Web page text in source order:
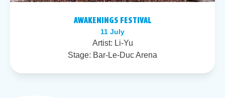
AWAKENINGS FESTIVAL
11 July
Artist: Li-Yu
Stage: Bar-Le-Duc Arena